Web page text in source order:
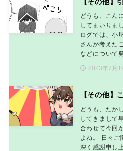
どうも、こん
してまいりま
ログでは、小
さんが考えた
などについて
2023年7月
【その他】
どうも、たか
してきまして
合わせて今回
よね。 日々ご
深く感謝申し